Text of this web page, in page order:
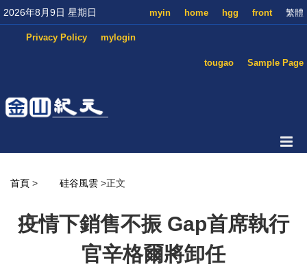
2026年8月9日 星期日 繁體
front
hgg
home
myin
mylogin
Privacy Policy
Sample Page
tougao
首頁 > 硅谷風雲 >正文
疫情下銷售不振 Gap首席執行
官辛格爾將卸任